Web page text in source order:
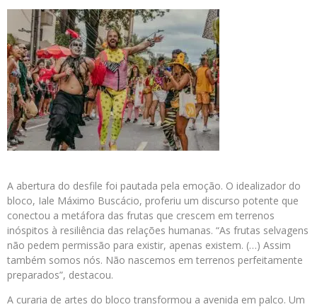
A abertura do desfile foi pautada pela emoção. O idealizador do
bloco, Iale Máximo Buscácio, proferiu um discurso potente que
conectou a metáfora das frutas que crescem em terrenos
inóspitos à resiliência das relações humanas. “As frutas selvagens
não pedem permissão para existir, apenas existem. (…) Assim
também somos nós. Não nascemos em terrenos perfeitamente
preparados”, destacou.
A curaria de artes do bloco transformou a avenida em palco. Um